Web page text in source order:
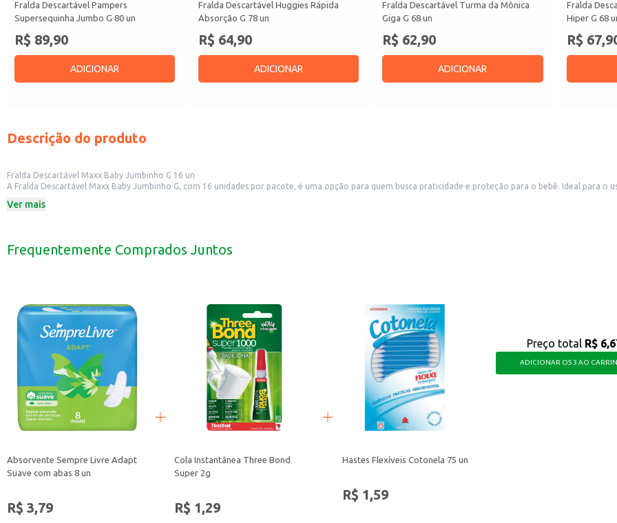
Fralda Descartável Pampers
Supersequinha Jumbo G 80 un
R$ 89,90
ADICIONAR
Fralda Descartável Huggies Rápida
Absorção G 78 un
R$ 64,90
ADICIONAR
Fralda Descartável Turma da Mônica
Giga G 68 un
R$ 62,90
ADICIONAR
Fralda
Hiper G 68
R$
Descrição do produto
Fralda Descartável Maxx Baby Jumbinho G 16 un
A Fralda Descartável Maxx Baby Jumbinho G, com 16 unidades por pacote, é uma opção para quem busca praticidade e proteção para o bebê. Ideal para
Dicas de Uso:
A Fralda Descartável Maxx Baby Jumbinho G é uma escolha prática para o dia a dia, oferecendo proteção e conforto para o seu bebê, além de auxiliar na
Ver mais
Frequentemente Comprados Juntos
Absorvente Sempre Livre Adapt
Suave com abas 8 un
R$ 3,79
Cola Instantânea Three Bond
Super 2g
R$ 1,29
Hastes Flexíveis Cotonela 75 un
R$ 1,59
Preço total R$
ADICIONAR OS 3 AO